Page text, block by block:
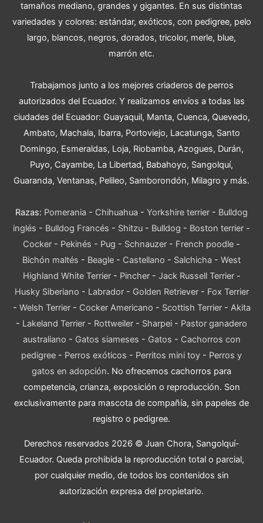
tamaños mediano, grandes y gigantes. En sus distintas
variedades y colores: estándar, exóticos, con pedigree, pelo
largo, blancos, negros, dorados, tricolor, merle, blue,
marrón etc.
Trabajamos junto a los mejores criaderos de perros
autorizados del Ecuador. Y realizamos envíos a todas las
ciudades del Ecuador: Guayaquil, Manta, Cuenca, Quevedo,
Ambato, Machala, Ibarra, Portoviejo, Lacatunga, Santo
Domingo, Esmeraldas, Loja, Riobamba, Azogues, Durán,
Puyo, Cayambe, La Libertad, Babahoyo, Sangolquí,
Guaranda, Ventanas, Pelileo, Samborondón, Milagro y más.
Razas: Pomerania - Chihuahua - Yorkshire terrier - Bulldog
inglés - Bulldog Francés - Shitzu - Bulldog - Boston terrier -
Cocker - Pekinés - Pug - Schnauzer - French poodle -
Bichón maltés - Beagle - Castellano - Salchicha - West
Highland White Terrier- Pincher- Jack Russell Terrier-
Husky Siberiano - Labrador- Golden Retriever- Fox Terrier
- Welsh Terrier- Cocker Americano - Scottish Terrier- Akita
- Lakeland Terrier - Rottweiler - Sharpei - Pastor ganadero
australiano - Gatos siameses - Gatos - Cachorros con
pedigree - Perros exóticos - Perritos mini toy - Perros y
gatos en adopción. No ofrecemos cachorros para
competencia, crianza, exposición o reproducción. Son
exclusivamente para mascota de compañía, sin papeles de
registro o pedigree.
Derechos reservados 2026 © Juan Chora, Sangolquí-
Ecuador. Queda prohibida la reproducción total o parcial,
por cualquier medio, de todos los contenidos sin
autorización expresa del propietario.